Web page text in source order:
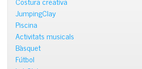
JumpingClay
Piscina
Activitats musicals
Bàsquet
Fútbol